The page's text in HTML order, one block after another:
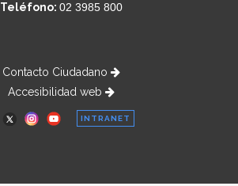
Teléfono: 02 3985 800
Contacto Ciudadano
Accesibilidad web
INTRANET